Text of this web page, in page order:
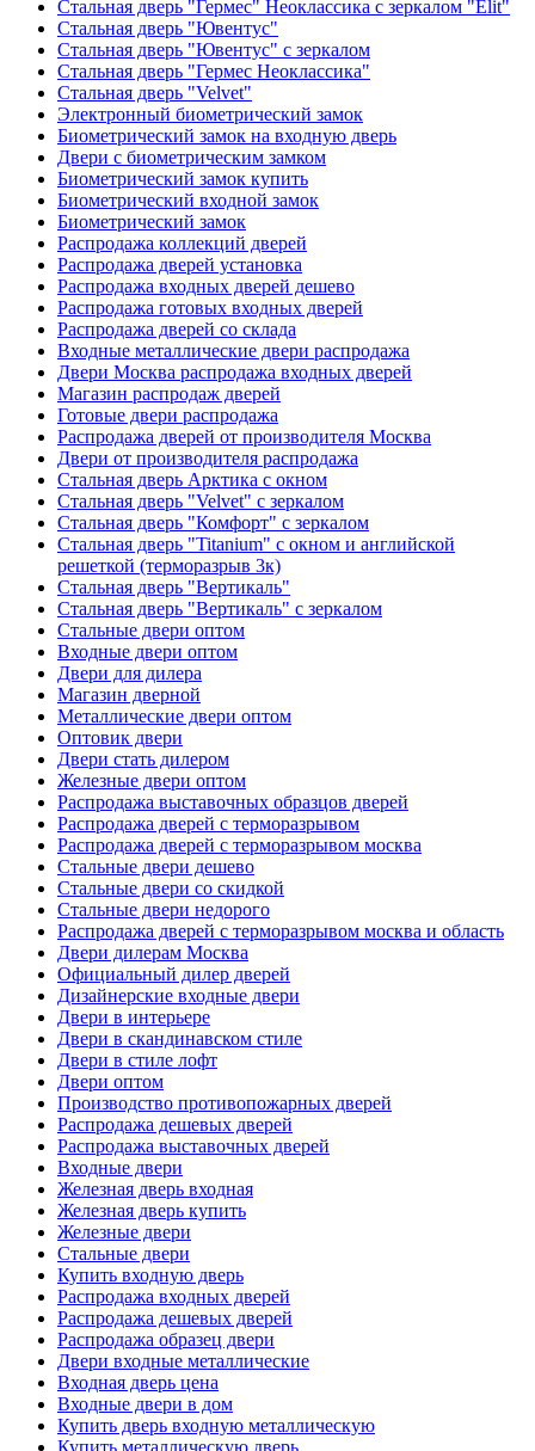
Стальная дверь "Гермес" Неоклассика с зеркалом "Elit"
Стальная дверь "Ювентус"
Стальная дверь "Ювентус" с зеркалом
Стальная дверь "Гермес Неоклассика"
Стальная дверь "Velvet"
Электронный биометрический замок
Биометрический замок на входную дверь
Двери с биометрическим замком
Биометрический замок купить
Биометрический входной замок
Биометрический замок
Распродажа коллекций дверей
Распродажа дверей установка
Распродажа входных дверей дешево
Распродажа готовых входных дверей
Распродажа дверей со склада
Входные металлические двери распродажа
Двери Москва распродажа входных дверей
Магазин распродаж дверей
Готовые двери распродажа
Распродажа дверей от производителя Москва
Двери от производителя распродажа
Стальная дверь Арктика с окном
Стальная дверь "Velvet" с зеркалом
Стальная дверь "Комфорт" с зеркалом
Стальная дверь "Titanium" с окном и английской
решеткой (терморазрыв 3к)
Стальная дверь "Вертикаль"
Стальная дверь "Вертикаль" с зеркалом
Стальные двери оптом
Входные двери оптом
Двери для дилера
Магазин дверной
Металлические двери оптом
Оптовик двери
Двери стать дилером
Железные двери оптом
Распродажа выставочных образцов дверей
Распродажа дверей с терморазрывом
Распродажа дверей с терморазрывом москва
Стальные двери дешево
Стальные двери со скидкой
Стальные двери недорого
Распродажа дверей с терморазрывом москва и область
Двери дилерам Москва
Официальный дилер дверей
Дизайнерские входные двери
Двери в интерьере
Двери в скандинавском стиле
Двери в стиле лофт
Двери оптом
Производство противопожарных дверей
Распродажа дешевых дверей
Распродажа выставочных дверей
Входные двери
Железная дверь входная
Железная дверь купить
Железные двери
Стальные двери
Купить входную дверь
Распродажа входных дверей
Распродажа дешевых дверей
Распродажа образец двери
Двери входные металлические
Входная дверь цена
Входные двери в дом
Купить дверь входную металлическую
Купить металлическую дверь